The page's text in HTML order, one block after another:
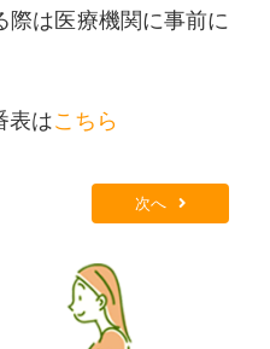
際は医療機関に事前に
表はこちら
次へ